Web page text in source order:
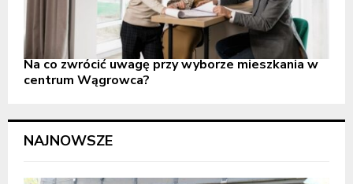
Na co zwrócić uwagę przy wyborze mieszkania w
centrum Wągrowca?
NAJNOWSZE